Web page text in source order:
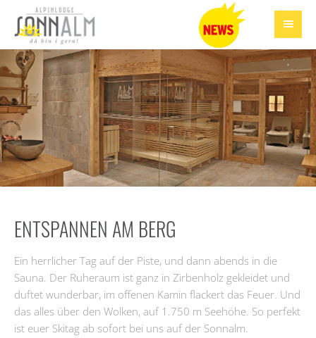
ENTSPANNEN AM BERG
Ein herrlicher Tag auf der Piste, und dann abends in die
Sauna. Der Ruheraum ist ganz in Zirbenholz gekleidet und
duftet wunderbar, im offenen Kamin flackert das Feuer. Und
das alles über den Wolken, auf 1.750 m Seehöhe. So perfekt
ist euer Skitag ab sofort bei uns auf der Sonnalm.